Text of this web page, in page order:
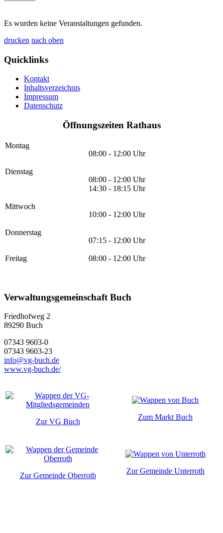
Es wurden keine Veranstaltungen gefunden.
drucken nach oben
Quicklinks
Kontakt
Inhaltsverzeichnis
Impressum
Datenschutz
Öffnungszeiten Rathaus
Montag
08:00 - 12:00 Uhr
Dienstag
08:00 - 12:00 Uhr
14:30 - 18:15 Uhr
Mittwoch
10:00 - 12:00 Uhr
Donnerstag
07:15 - 12:00 Uhr
Freitag 08:00 - 12:00 Uhr
Verwaltungsgemeinschaft Buch
Friedhofweg 2
89290 Buch
07343 9603-0
07343 9603-23
info@vg-buch.de
www.vg-buch.de/
Zur VG Buch
Zum Markt Buch
Zur Gemeinde Oberroth
Zur Gemeinde Unterroth